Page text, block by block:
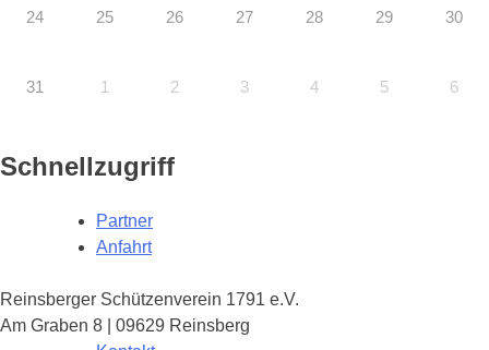
24 25 26 27 28 29 30
31 1 2 3 4 5 6
Schnellzugriff
Partner
Anfahrt
Reinsberger Schützenverein 1791 e.V.
Am Graben 8 | 09629 Reinsberg